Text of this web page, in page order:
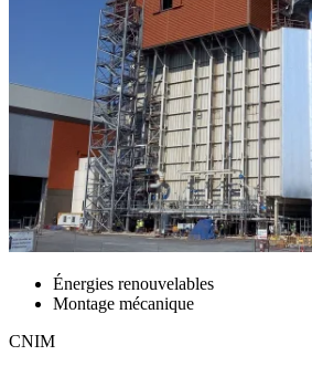
Énergies renouvelables
Montage mécanique
CNIM